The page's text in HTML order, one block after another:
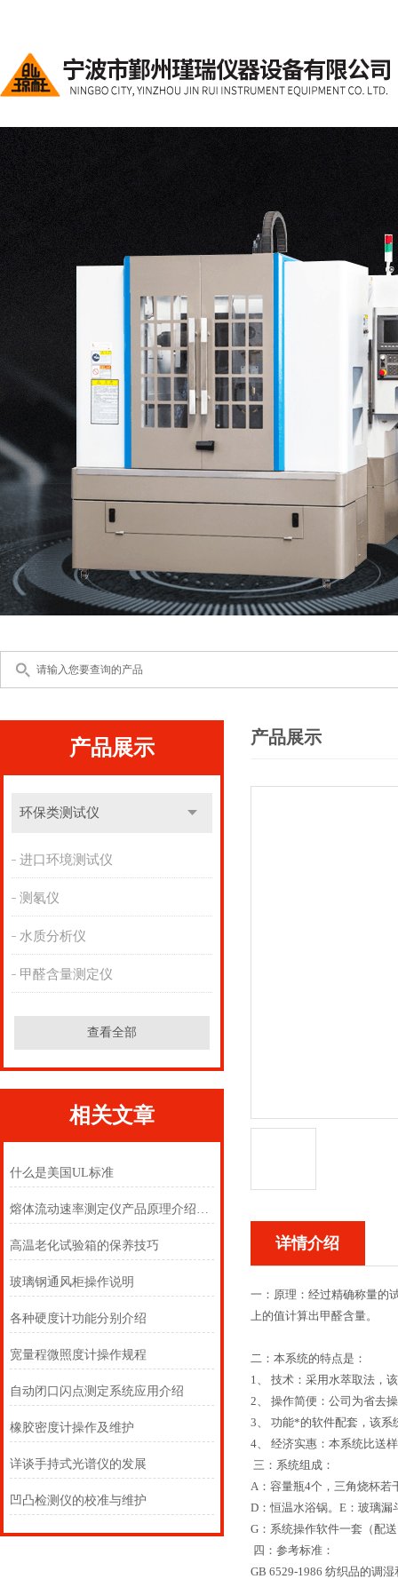
产品展示
环保类测试仪
进口环境测试仪
测氡仪
水质分析仪
甲醛含量测定仪
查看全部
相关文章
什么是美国UL标准
熔体流动速率测定仪产品原理介绍以及操作说明
高温老化试验箱的保养技巧
玻璃钢通风柜操作说明
各种硬度计功能分别介绍
宽量程微照度计操作规程
自动闭口闪点测定系统应用介绍
橡胶密度计操作及维护
详谈手持式光谱仪的发展
凹凸检测仪的校准与维护
产品展示
详情介绍
一：原理：经过精确称量的
上的值计算出甲醛含量。
二：本系统的特点是：
1、 技术：采用水萃取法，
2、 操作简便：公司为省去
3、 功能*的软件配套，该系
4、 经济实惠：本系统比送
三：系统组成：
A：容量瓶4个，三角烧杯若
D：恒温水浴锅。E：玻璃
G：系统操作软件一套（配
四：参考标准：
GB 6529-1986 纺织品的调